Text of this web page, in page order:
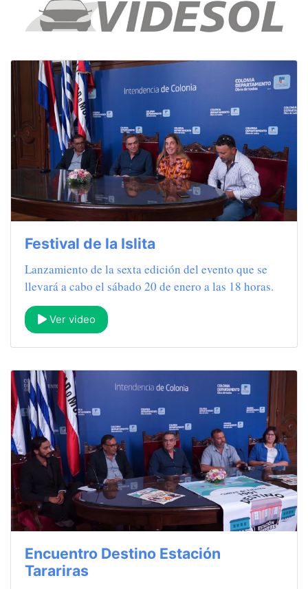
Festival de la Islita
Lanzamiento de la sexta edición del evento que se
llevará a cabo el sábado 20 de enero a las 18 horas.
Ver video
Encuentro Destino Estación
Tarariras